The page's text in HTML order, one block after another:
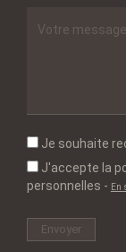
Je souhaite
J'accepte la
personnelles - En